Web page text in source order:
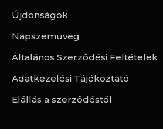
Újdonságok
Napszemüveg
Általános Szerződési Feltételek
Adatkezelési Tájékoztató
Elállás a szerződéstől